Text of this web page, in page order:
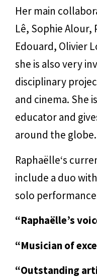
Her main
Lê, Sophie Alour,
Edouard, Olivier
she is also very
disciplinary
and cinema. She
educator and
around the globe.
Raphaëlle‘s
include a duo
solo
“Raphaëlle’s
“Musician of
“Outstanding